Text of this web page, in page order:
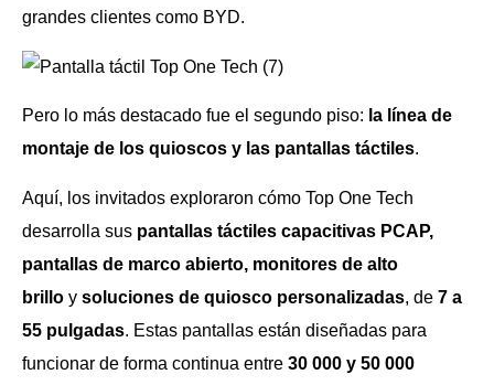
grandes clientes como BYD.
Pero lo más destacado fue el segundo piso: la línea de
montaje de los quioscos y las pantallas táctiles.
Aquí, los invitados exploraron cómo Top One Tech
desarrolla sus pantallas táctiles capacitivas PCAP,
pantallas de marco abierto, monitores de alto
brillo y soluciones de quiosco personalizadas, de 7 a
55 pulgadas. Estas pantallas están diseñadas para
funcionar de forma continua entre 30 000 y 50 000